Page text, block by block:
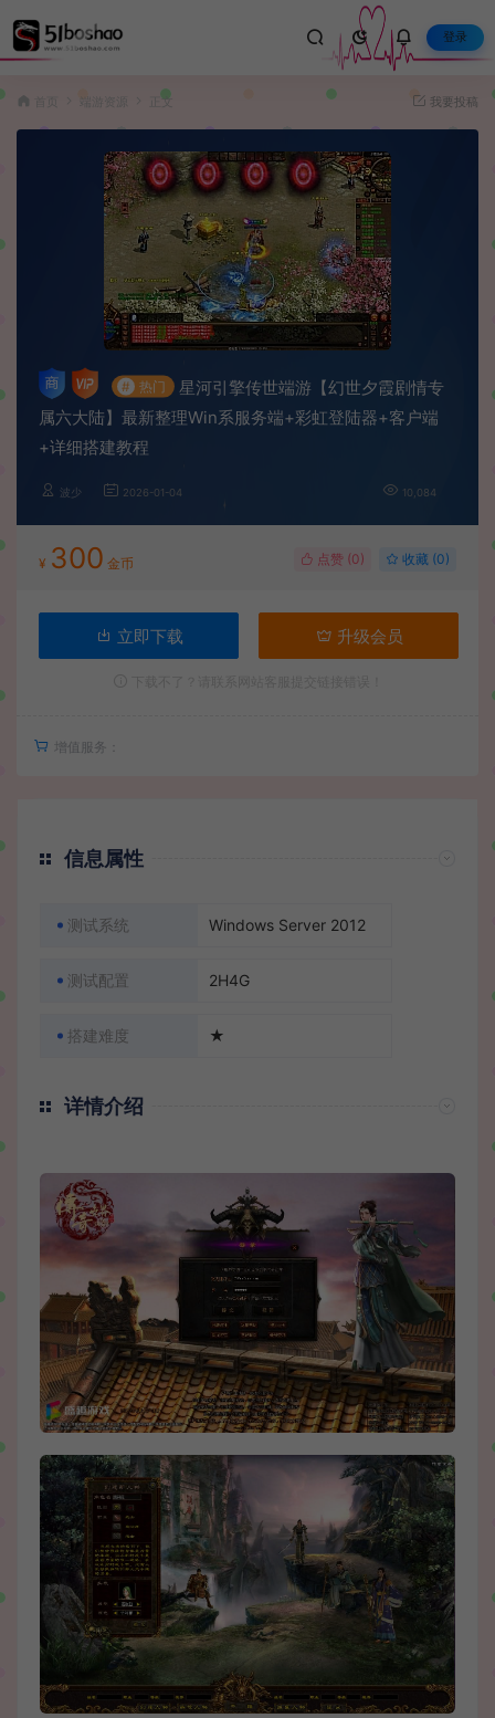
登录
端游资源 正文 我要投稿
# 热门
星河引擎传世端游【幻世夕霞剧情专
属六大陆】最新整理Win系服务端+彩虹登陆器+客户端
+详细搭建教程
波少 2026-01-04 10,084
¥ 300 金币 点赞 (0) 收藏 (0)
立即下载 升级会员
增值服务：
信息属性
测试系统 Windows Server 2012
测试配置 2H4G
搭建难度 ★
详情介绍